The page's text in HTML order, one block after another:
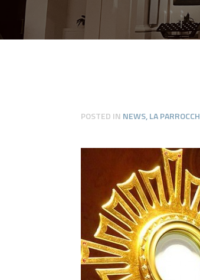
POSTED IN NEWS,LA